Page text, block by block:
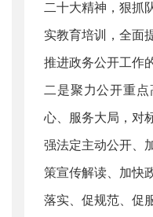
二十大精神，狠抓
实教育培训，全面
推进政务公开工作
二是聚力公开重
心、服务大局，对
强法定主动公开、
策宣传解读、加快
落实、促规范、促